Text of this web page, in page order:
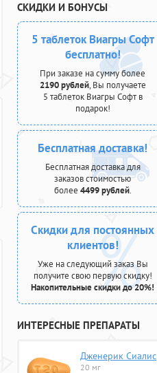
СКИДКИ И БОНУСЫ
5 таблеток Виагры Софт
бесплатно!
При заказе на сумму более
2190 рублей, Вы получаете
5 таблеток Виагры Софт в
подарок!
Бесплатная доставка!
Бесплатная доставка для
заказов стоимостью
более 4499 рублей.
Скидки для постоянных
клиентов!
Уже на следующий заказ Вы
получите свою первую скидку!
Накопительные скидки до 20%!
ИНТЕРЕСНЫЕ ПРЕПАРАТЫ
Дженерик Сиалис
20 мг